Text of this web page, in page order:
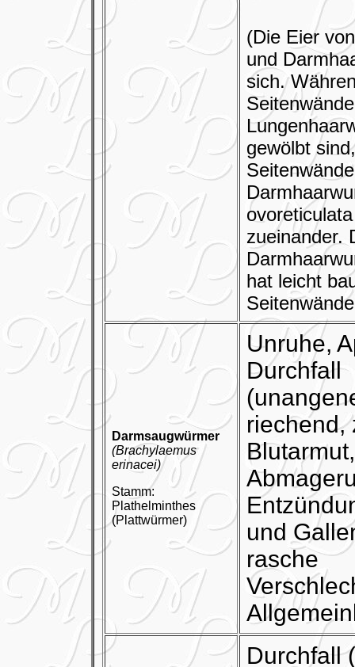
(Die Eier
und
sich.
gewölbt
zueinander.
hat leicht
Darmsaugwürmer
(Brachylaemus
erinacei)
Stamm:
Plathelminthes
(Plattwürmer)
Unruhe,
Durchfall
riechend,
Blutarmut,
und
rasche
Durchfall